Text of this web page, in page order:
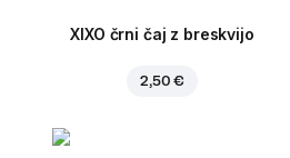
XIXO črni čaj z breskvijo
2,50 €